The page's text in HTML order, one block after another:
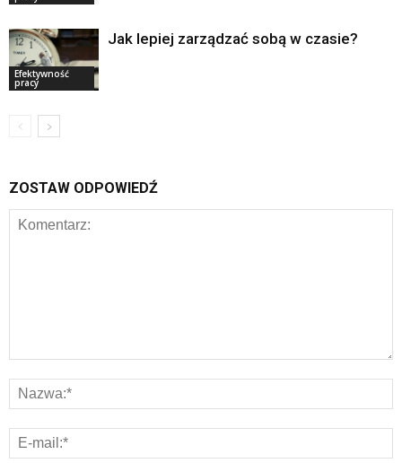
Efektywność
pracy
Jak lepiej zarządzać sobą w czasie?
ZOSTAW ODPOWIEDŹ